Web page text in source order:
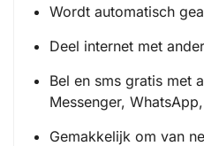
Wordt automatisch
Deel internet met
Bel en sms gratis met
Messenger,
Gemakkelijk om van